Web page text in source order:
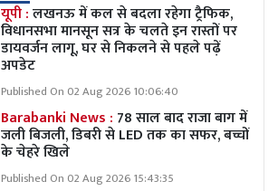
यूपी :लखनऊ में कल से बदला रहेगा ट्रैफिक,
विधानसभा मानसून सत्र के चलते इन रास्तों पर
डायवर्जन लागू, घर से निकलने से पहले पढ़ें
अपडेट
Published On 02 Aug 2026 10:06:40
Barabanki News : 78 साल बाद राजा बाग में
जली बिजली, डिबरी से LED तक का सफर, बच्चों
के चेहरे खिले
Published On 02 Aug 2026 15:43:35